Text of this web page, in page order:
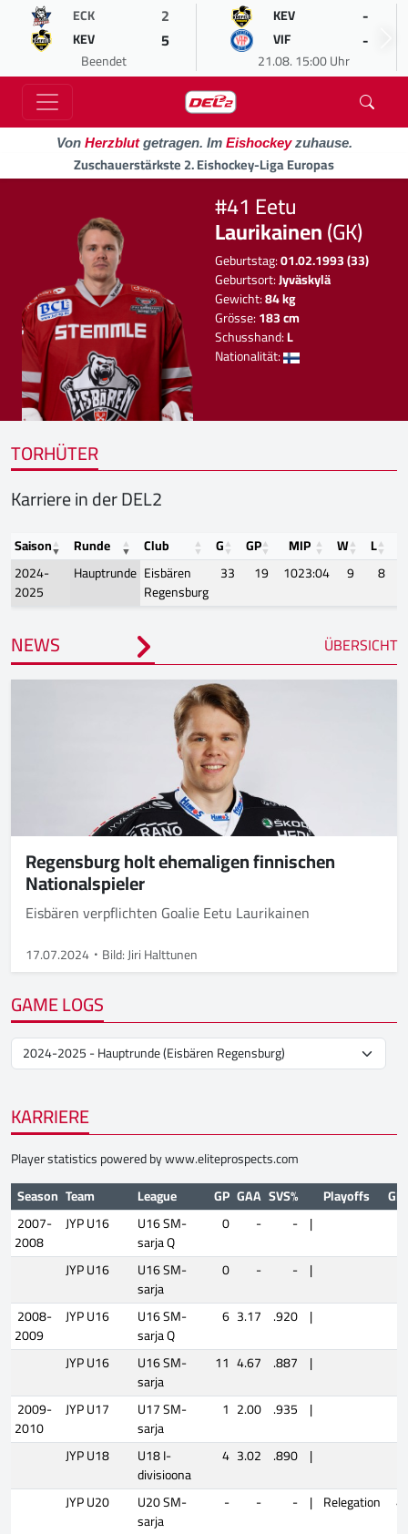
ECK 2
KEV 5
Beendet
KEV -
VIF -
21.08. 15:00 Uhr
Von Herzblutgetragen. Im Eishockeyzuhause.
Zuschauerstärkste 2. Eishockey-Liga Europas
#41 Eetu
Laurikainen(GK)
Geburtstag:01.02.1993 (33)
Geburtsort:Jyväskylä
Gewicht:84 kg
Grösse:183 cm
Schusshand:L
Nationalität:
TORHÜTER
Karriere in der DEL2
Saison Runde Club G GP MIP W L
2024-
2025
Hauptrunde Eisbären
Regensburg
33 19 1023:04 9 8
NEWS ÜBERSICHT
Regensburg holt ehemaligen finnischen
Nationalspieler
Eisbären verpflichten Goalie Eetu Laurikainen
17.07.2024 Bild: Jiri Halttunen
GAME LOGS
KARRIERE
Player statistics powered bywww.eliteprospects.com
Season Team League GP GAA SVS% Playoffs
GP
2007-
2008
JYP U16
U16 SM-
sarja Q
0 - - |
JYP U16
U16 SM-
sarja
0 - - |
2008-
2009
JYP U16
U16 SM-
sarja Q
6 3.17 .920 |
JYP U16
U16 SM-
sarja
11 4.67 .887 |
2009-
2010
JYP U17
U17 SM-
sarja
1 2.00 .935 |
JYP U18
U18 I-
divisioona
4 3.02 .890 |
JYP U20
U20 SM-
sarja
- - - | Relegation
4